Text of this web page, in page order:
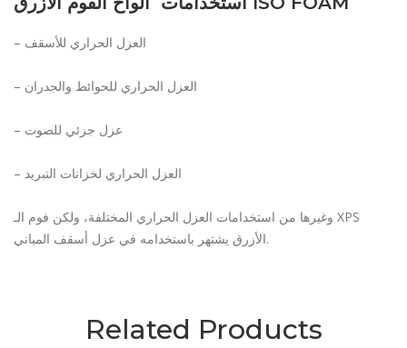
– العزل الحراري للأسقف
– العزل الحراري للحوائط والجدران
– عزل جزئي للصوت
– العزل الحراري لخزانات التبريد
وغيرها من استخدامات العزل الحراري المختلفة، ولكن فوم الـ XPS
الأزرق يشتهر باستخدامه في عزل أسقف المباني.
Related Products